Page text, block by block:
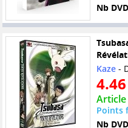
Nb
Kaze-
Points
Nb